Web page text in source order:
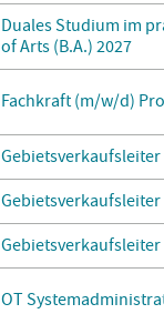
Duales Studium im
of Arts (B.A.) 2027
Fachkraft (m/w/d)
OT